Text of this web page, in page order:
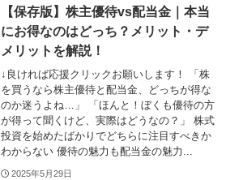
【保存版】株主優待vs配当金｜本当
にお得なのはどっち？メリット・デ
メリットを解説！
↓良ければ応援クリックお願いします！ 「株
を買うなら株主優待と配当金、どっちが得な
のか迷うよね…」 「ほんと！ぼくも優待の方
が得って聞くけど、実際はどうなの？」 株式
投資を始めたばかりでどちらに注目すべきか
わからない 優待の魅力も配当金の魅力...
2025年5月29日